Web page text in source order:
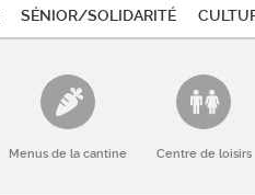
Sénior/Solidarité
Menus de la cantine Centre de loisirs